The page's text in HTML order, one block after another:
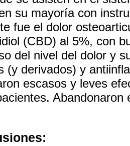
su mayoría con
fue el dolor
(CBD) al 5%, con
del nivel del dolor y
(y derivados) y
escasos y leves